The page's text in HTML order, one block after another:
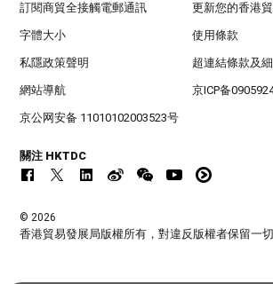
訂閱商貿全接觸電郵通訊 更新您的香港
字體大小 使用條款
私隱政策聲明 超連結條款及細
網站導航 京ICP备
京公网安备 11010102003523号
關注 HKTDC
© 2026
香港貿易發展局版權所有，對違反版權者保留一切